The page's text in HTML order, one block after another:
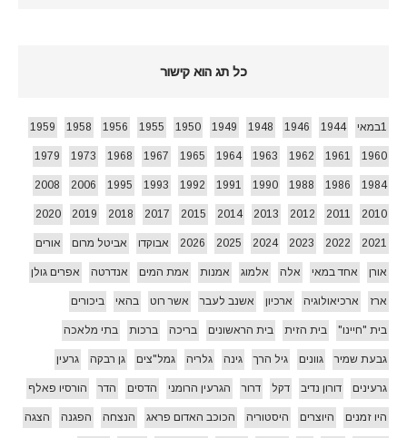
כל תג הוא קישור
1במאי 1944
1946
1948
1949
1950
1955
1956
1958
1959
1960
1961
1962
1963
1964
1965
1967
1968
1973
1979
1984
1986
1988
1990
1991
1992
1993
1995
2006
2008
2010
2011
2012
2013
2014
2015
2017
2018
2019
2020
2021
2022
2023
2024
2025
2026 אבוקדו אביטל מרום אורים
אורן אחד במאי אלה אלמוג אמנות אמת המים אנדרטה אפרים גולן
ארז ארכיאולוגיה ארכיון אשנב לעבר אשר רוט בהאי ביכורים
בית "חיינו" בית הזית בית הראשונים בריכה ברכות בתי מלאכה
גבעת שמיר גוונים גיל הרך גינה גלריה גמל"צים גן רבקה גרעין
גרעינים דורון נדיב דקל דרור הגרעין הרומני הדסים הדר הורסיו פאלף
היו זמנים היוצרים היסטוריה הכוכב האדום פראג הנצחה הפגנה הצגה